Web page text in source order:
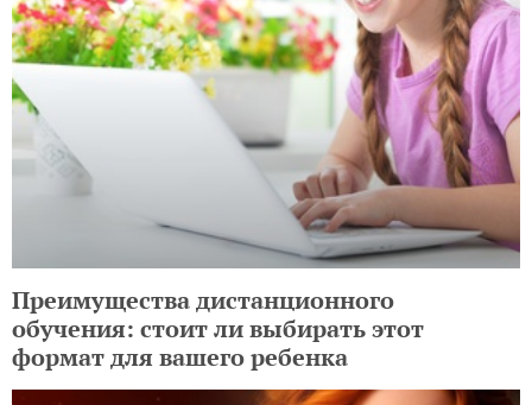
Преимущества дистанционного
обучения: стоит ли выбирать этот
формат для вашего ребенка